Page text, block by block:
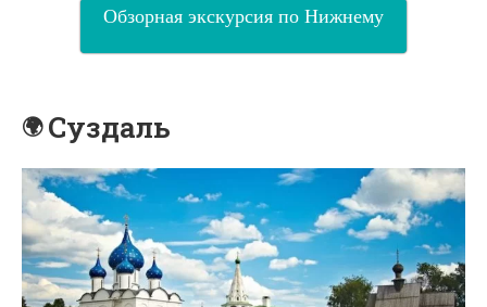
Обзорная экскурсия по Нижнему
Суздаль